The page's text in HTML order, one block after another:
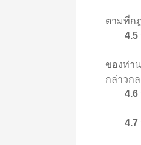
ท่านมี
ตามที่ก
ท่านมี
ของท่า
กล่าวก
ท่านมี
กรณีที่